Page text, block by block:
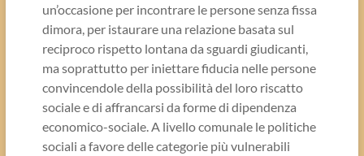
un’occasione per incontrare le persone senza fissa
dimora, per istaurare una relazione basata sul
reciproco rispetto lontana da sguardi giudicanti,
ma soprattutto per iniettare fiducia nelle persone
convincendole della possibilità del loro riscatto
sociale e di affrancarsi da forme di dipendenza
economico-sociale. A livello comunale le politiche
sociali a favore delle categorie più vulnerabili